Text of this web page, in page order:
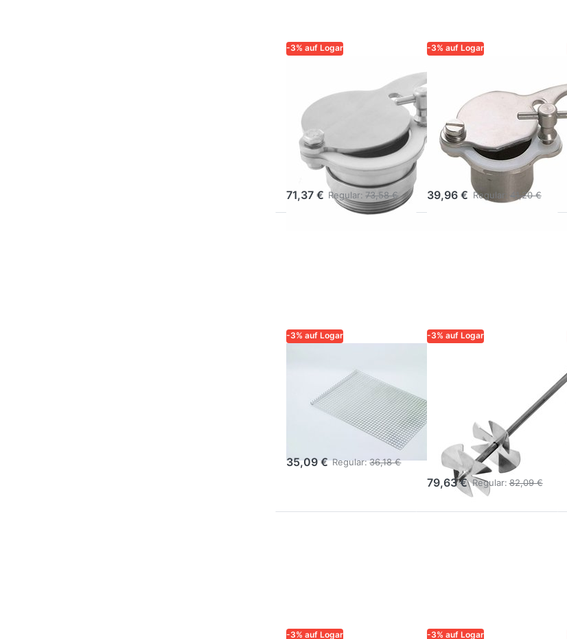
-3% auf Logar
Logar
Honighahn 2''
m.
Positioniermutter
71,37 € Regular: 73,58 €
-3% auf Logar
Logar
Honighahn ø
38,5 mm zum
Anschweißen
39,96 € Regular: 41,20 €
-3% auf Logar
ZUVERLÄSSIGKEIT FÜR
Logar
Locheinsatz
35,09 € Regular:36,18 €
-3% auf Logar
Rührstab für
Schleuder Ø
52 cm
79,63 € Regular: 82,09 €
-3% auf Logar -3% auf Logar